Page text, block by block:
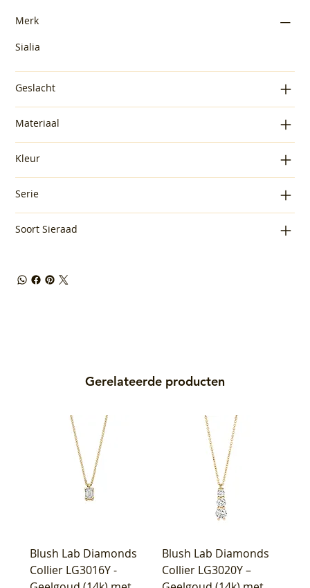
Merk
Sialia
Geslacht
Materiaal
Kleur
Serie
Soort Sieraad
Gerelateerde producten
Blush Lab Diamonds
Collier LG3016Y -
Blush Lab Diamonds
Collier LG3020Y –